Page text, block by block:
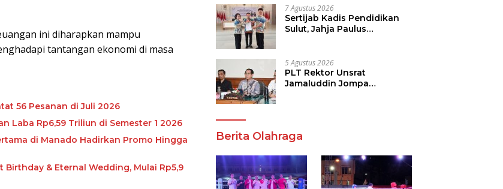
ini diharapkan mampu
tantangan ekonomi di masa
56 Pesanan di Juli 2026
Laba Rp6,59 Triliun di Semester 1 2026
di Manado Hadirkan Promo Hingga
& Eternal Wedding, Mulai Rp5,9
7 Agustus 2026
Sertijab Kadis Pendidikan
Sulut, Jahja Paulus
Pendidikan
5 Agustus 2026
PLT Rektor Unsrat
Jamaluddin Jompa
Berita Olahraga